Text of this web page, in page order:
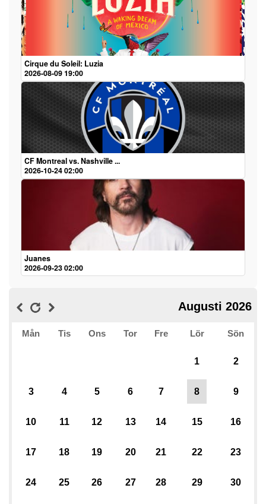
Cirque du Soleil: Luzia
2026-08-09 19:00
CF Montreal vs. Nashville ...
2026-10-24 02:00
Juanes
2026-09-23 02:00
Augusti 2026
Mån Tis Ons Tor Fre Lör Sön
1 2
3 4 5 6 7 8 9
10 11 12 13 14 15 16
17 18 19 20 21 22 23
24 25 26 27 28 29 30